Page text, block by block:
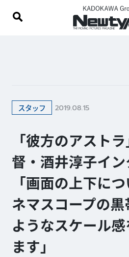
スタッフ 2019.08.15
「彼方のアスト
督・酒井淳子イ
「画面の上下に
ネマスコープの
ようなスケール
ます」